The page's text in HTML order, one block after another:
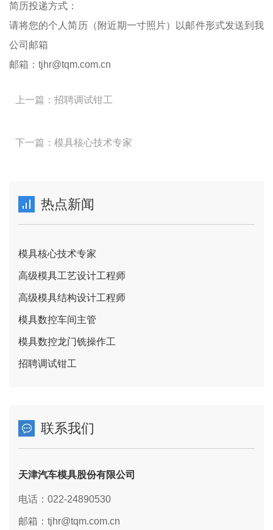
简历投递方式：
请将您的个人简历（附近期一寸照片）以邮件形式发送到我
公司邮箱
邮箱：tjhr@tqm.com.cn
上一篇：招聘调试钳工
下一篇：模具核心技术专家
热点新闻
模具核心技术专家
高级模具工艺设计工程师
高级模具结构设计工程师
模具数控车间主管
模具数控龙门铣操作工
招聘调试钳工
联系我们
天津汽车模具股份有限公司
电话：022-24890530
邮箱：tjhr@tqm.com.cn